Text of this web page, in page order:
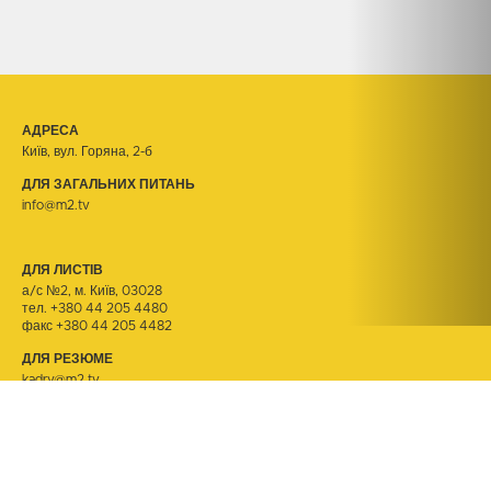
АДРЕСА
Київ, вул. Горяна, 2-б
ДЛЯ ЗАГАЛЬНИХ ПИТАНЬ
info@m2.tv
ДЛЯ ЛИСТІВ
а/с №2, м. Київ, 03028
тел. +380 44 205 4480
факс +380 44 205 4482
ДЛЯ РЕЗЮМЕ
kadry@m2.tv